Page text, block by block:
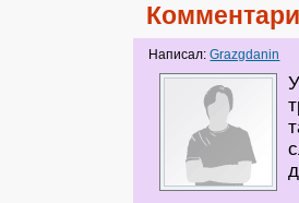
Написал:Grazgdanin